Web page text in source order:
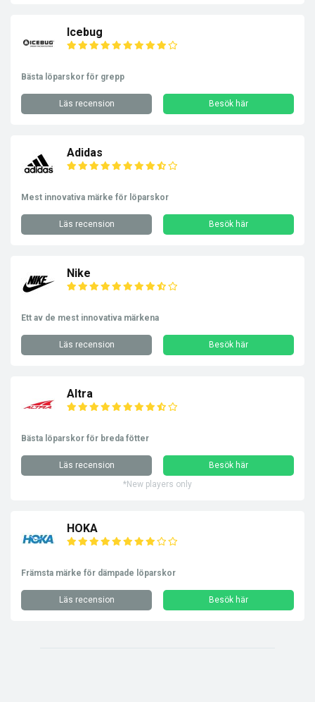
Icebug
Bästa löparskor för grepp
Läs recension Besök här
Adidas
Mest innovativa märke för löparskor
Läs recension Besök här
Nike
Ett av de mest innovativa märkena
Läs recension Besök här
Altra
Bästa löparskor för breda fötter
Läs recension
Besök här
*New players only
HOKA
Främsta märke för dämpade löparskor
Läs recension Besök här